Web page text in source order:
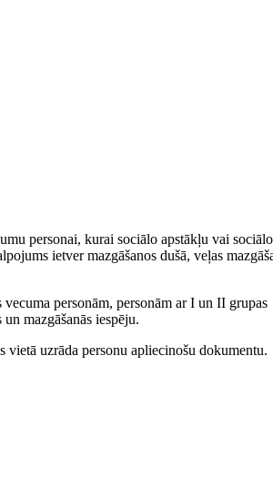
personai, kurai sociālo apstākļu vai
ietver mazgāšanos dušā, veļas
personām, personām ar I un II grupas
mazgāšanās iespēju.
vietā uzrāda personu apliecinošu dokumentu.